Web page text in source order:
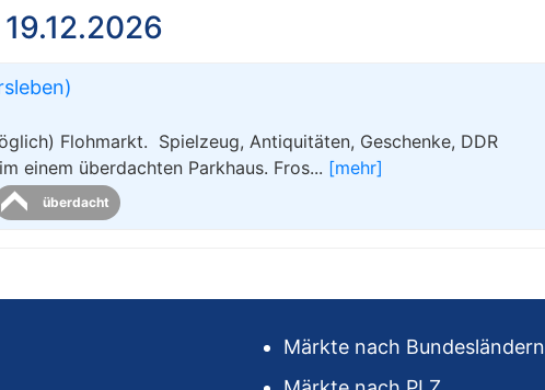
Flohmarkt. Spielzeug, Antiquitäten, Geschenke, DDR
einem überdachten Parkhaus. Fros... [mehr]
überdacht
Märkte nach Bundesländern